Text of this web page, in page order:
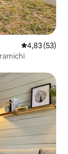
4,83 de uma
4,83 (53)